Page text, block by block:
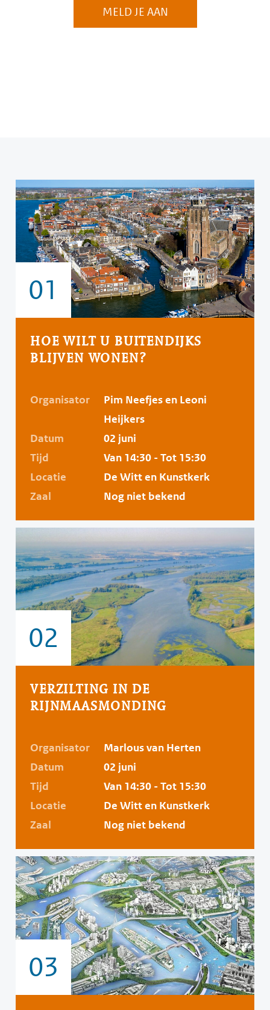
MELD JE AAN
01
HOE WILT U BUITENDIJKS
BLIJVEN WONEN?
Organisator
Pim Neefjes en Leoni
Heijkers
Datum
02 juni
Tijd
Van 14:30 - Tot 15:30
Locatie
De Witt en Kunstkerk
Zaal
Nog niet bekend
02
VERZILTING IN DE
RIJNMAASMONDING
Organisator
Marlous van Herten
Datum
02 juni
Tijd
Van 14:30 - Tot 15:30
Locatie
De Witt en Kunstkerk
Zaal
Nog niet bekend
03